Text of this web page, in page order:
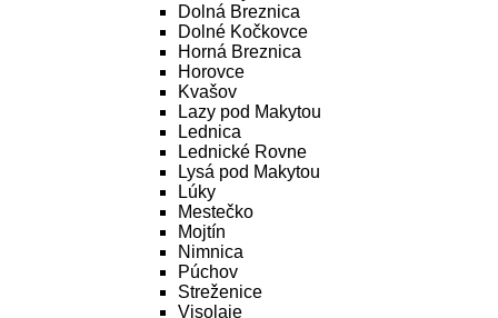
Dolná Breznica
Dolné Kočkovce
Horná Breznica
Horovce
Kvašov
Lazy pod Makytou
Lednica
Lednické Rovne
Lysá pod Makytou
Lúky
Mestečko
Mojtín
Nimnica
Púchov
Streženice
Visolaje